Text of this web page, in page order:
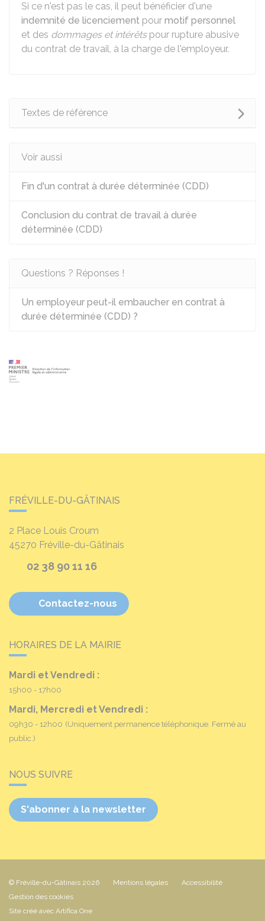
Si ce n'est pas le cas, il peut bénéficier d'une
indemnité de licenciement pour motif personnel
et des dommages et intérêtspour rupture abusive
du contrat de travail, à la charge de l'employeur.
Textes de référence
Voir aussi
Fin d'un contrat à durée déterminée (CDD)
Conclusion du contrat de travail à durée
déterminée (CDD)
Questions ? Réponses !
Un employeur peut-il embaucher en contrat à
durée déterminée (CDD) ?
FRÉVILLE-DU-GÂTINAIS
2 Place Louis Croum
45270 Fréville-du-Gâtinais
02 38 90 11 16
Contactez-nous
HORAIRES DE LA MAIRIE
Mardi et Vendredi :
15h00 - 17h00
Mardi, Mercredi et Vendredi :
09h30 - 12h00 (Uniquement permanence téléphonique. Fermé au
public.)
NOUS SUIVRE
S'abonner à la newsletter
© Fréville-du-Gâtinais 2026 Mentions légales
Accessibilité
Gestion des cookies
Site créé avec Artifica One